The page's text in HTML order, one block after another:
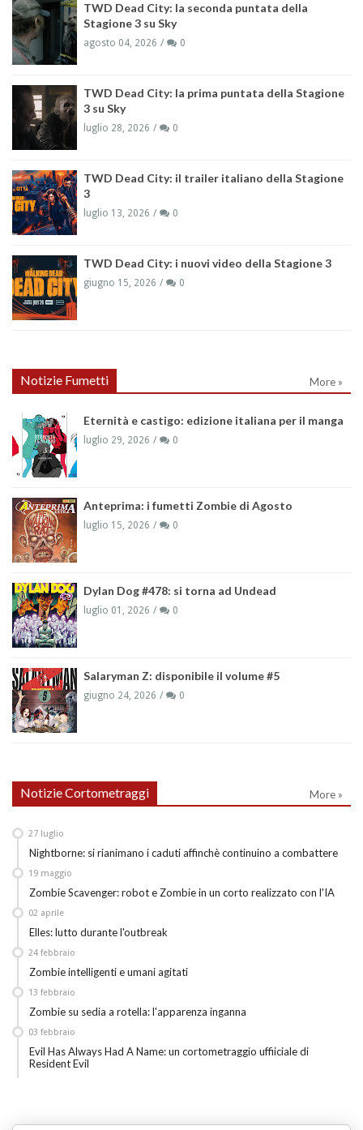
TWD Dead City: la seconda puntata della
Stagione 3 su Sky
agosto 04, 2026 0
TWD Dead City: la prima puntata della Stagione
3 su Sky
luglio 28, 2026 0
TWD Dead City: il trailer italiano della Stagione
3
luglio 13, 2026 0
TWD Dead City: i nuovi video della Stagione 3
giugno 15, 2026 0
Notizie Fumetti More »
Eternità e castigo: edizione italiana per il manga
luglio 29, 2026 0
Anteprima: i fumetti Zombie di Agosto
luglio 15, 2026 0
Dylan Dog #478: si torna ad Undead
luglio 01, 2026 0
Salaryman Z: disponibile il volume #5
giugno 24, 2026 0
Notizie Cortometraggi More »
Nightborne: si rianimano i caduti affinchè continuino a combattere
27 luglio
Zombie Scavenger: robot e Zombie in un corto realizzato con l'IA
19 maggio
Elles: lutto durante l'outbreak
02 aprile
Zombie intelligenti e umani agitati
24 febbraio
Zombie su sedia a rotella: l'apparenza inganna
13 febbraio
Evil Has Always Had A Name: un cortometraggio uffiiciale di
Resident Evil
03 febbraio